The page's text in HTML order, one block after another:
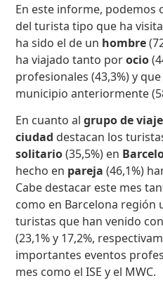
En este informe, podemos
del turista tipo que ha
ha sido el de un hombre
ha viajado tanto porocio
profesionales (43,3%) y
municipio anteriormente
En cuanto algrupo de viaje
ciudad destacan los
solitario(35,5%) en
hecho en pareja(46,1%)
Cabe destacar este mes
como en Barcelona región
turistas que han venido
(23,1% y 17,2%,
importantes eventos
mes como el ISE y el MWC.